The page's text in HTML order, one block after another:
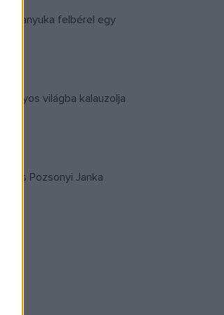
anyuka felbérel egy
világba kalauzolja
és Pozsonyi Janka